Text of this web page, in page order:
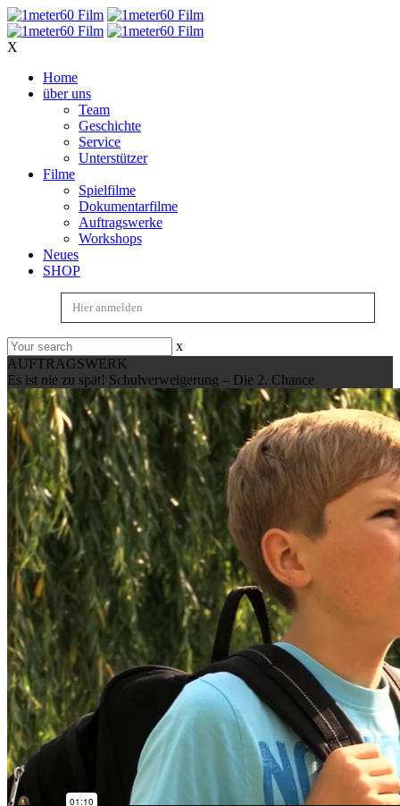
X
Home
über uns
Team
Geschichte
Service
Unterstützer
Filme
Spielfilme
Dokumentarfilme
Auftragswerke
Workshops
Neues
SHOP
Hier anmelden
x
AUFTRAGSWERK
Es ist nie zu spät! Schulverweigerung – Die 2. Chance